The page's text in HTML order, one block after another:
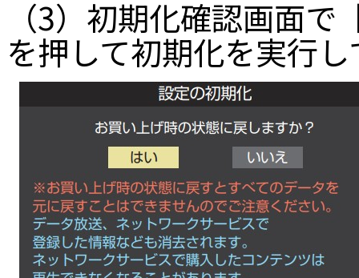
（3）初期化確認画面
を押して初期化を実行